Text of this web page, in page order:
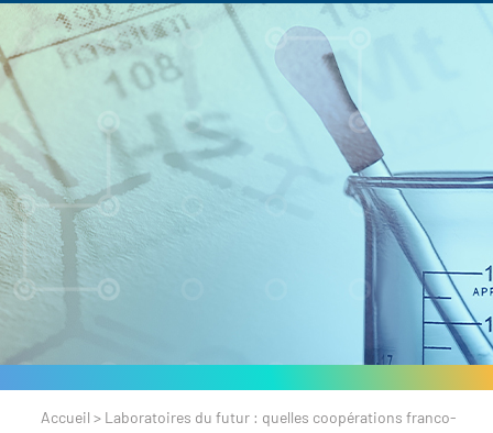
Accueil > Laboratoires du futur : quelles coopérations franco-